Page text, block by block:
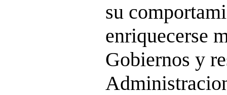
su
enriquecerse
Gobiernos y